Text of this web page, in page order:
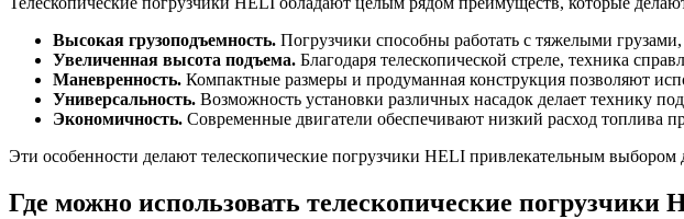
Высокая грузоподъемность. Погрузчики способны работать с тяжелыми
Увеличенная высота подъема. Благодаря телескопической стреле, техника
Маневренность. Компактные размеры и продуманная конструкция позволяют
Универсальность. Возможность установки различных насадок делает технику
Экономичность. Современные двигатели обеспечивают низкий расход топлива
Эти особенности делают телескопические погрузчики HELI привлекательным
Где можно использовать телескопические погрузчики